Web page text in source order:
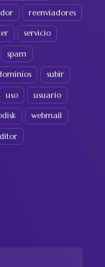
reenviadores
servicio
spam
subir
uso usuario
webmail